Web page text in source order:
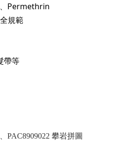
Permethrin
規範
帶等
PAC8909022 攀岩拼圖